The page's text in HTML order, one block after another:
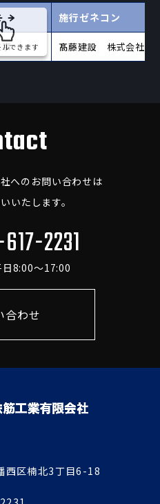
施行ゼネコン
髙藤建設 株式会社
できます
西区楠北3丁目6-18
へのお問い合わせは
いたします。
2231
8:00～17:00
合わせ